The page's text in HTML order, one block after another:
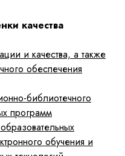
качества
и качества, а также
обеспечения
библиотечного
программ
обучения и